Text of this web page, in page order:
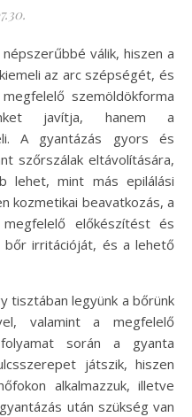
az arc szépségét, és
szemöldökforma
javítja, hanem a
A gyantázás gyors és
szőrszálak eltávolítására,
lehet, mint más epilálási
kozmetikai beavatkozás, a
előkészítést és
bőr irritációját, és a lehető
tisztában legyünk a bőrünk
valamint a megfelelő
során a gyanta
játszik, hiszen
alkalmazzuk, illetve
után szükség van